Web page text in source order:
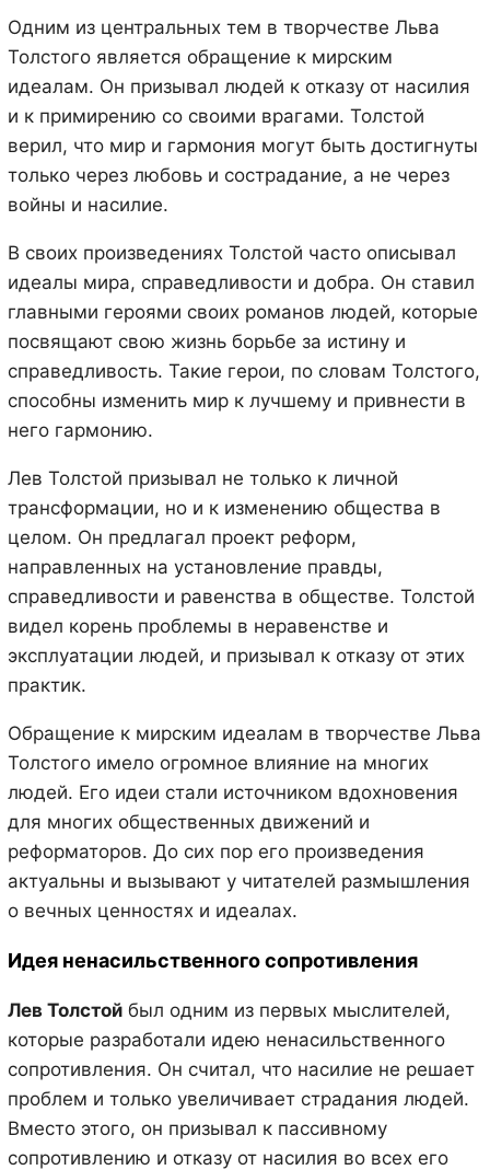
Одним из центральных тем в творчестве Льва
Толстого является обращение к мирским
идеалам. Он призывал людей к отказу от насилия
и к примирению со своими врагами. Толстой
верил, что мир и гармония могут быть достигнуты
только через любовь и сострадание, а не через
войны и насилие.
В своих произведениях Толстой часто описывал
идеалы мира, справедливости и добра. Он ставил
главными героями своих романов людей, которые
посвящают свою жизнь борьбе за истину и
справедливость. Такие герои, по словам Толстого,
способны изменить мир к лучшему и привнести в
него гармонию.
Лев Толстой призывал не только к личной
трансформации, но и к изменению общества в
целом. Он предлагал проект реформ,
направленных на установление правды,
справедливости и равенства в обществе. Толстой
видел корень проблемы в неравенстве и
эксплуатации людей, и призывал к отказу от этих
практик.
Обращение к мирским идеалам в творчестве Льва
Толстого имело огромное влияние на многих
людей. Его идеи стали источником вдохновения
для многих общественных движений и
реформаторов. До сих пор его произведения
актуальны и вызывают у читателей размышления
о вечных ценностях и идеалах.
Идея ненасильственного сопротивления
Лев Толстойбыл одним из первых мыслителей,
которые разработали идею ненасильственного
сопротивления. Он считал, что насилие не решает
проблем и только увеличивает страдания людей.
Вместо этого, он призывал к пассивному
сопротивлению и отказу от насилия во всех его